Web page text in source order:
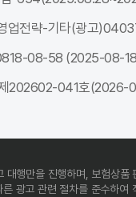
업전략-기타(광고
08-58 (2025-08-
제202602-041호
행만을 진행하며, 보험상품
광고 관련 절차를 준수하여